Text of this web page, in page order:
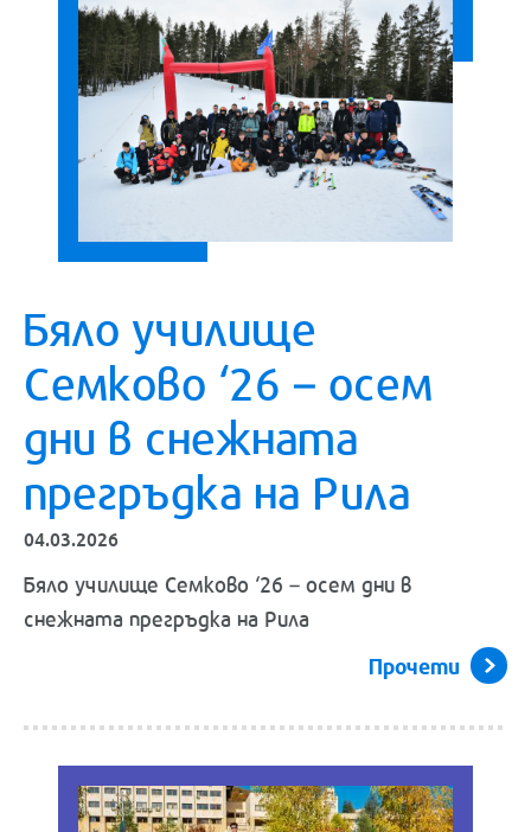
Бяло училище
Семково ‘26 – осем
дни в снежната
прегръдка на Рила
04.03.2026
Бяло училище Семково ‘26 – осем дни в
снежната прегръдка на Рила
Прочети